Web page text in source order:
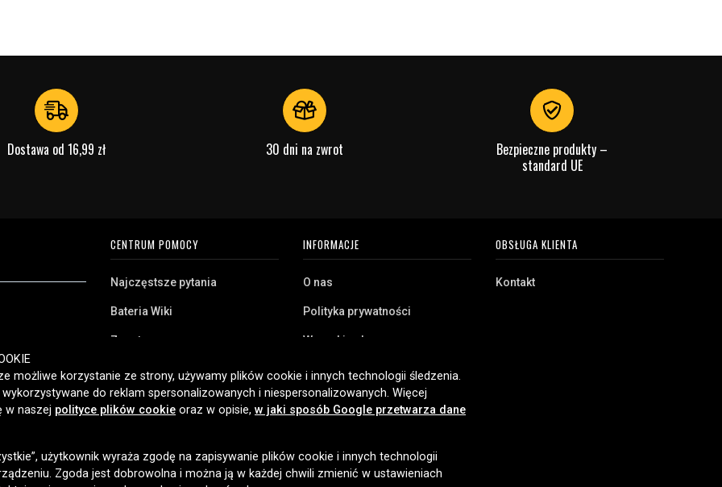
parametry
Dostawa od 16,99 zł 30 dni na zwrot
Bezpieczne produkty –
standard UE
naszą szeroką
domowego,
klientom w
dostawę i
roku.
CENTRUM POMOCY
Najczęstsze pytania
Bateria Wiki
Zwrot
Klient biznesowy
Jaką baterię posiadam?
INFORMACJE
O nas
Polityka prywatności
Warunki zakupu
Pliki cookie
OBSŁUGA KLIENTA
Kontakt
OPCJE DOSTAWY
możliwe korzystanie ze strony, używamy plików cookie i innych technologii śledzenia.
do reklam spersonalizowanych i niespersonalizowanych. Więcej
w naszej polityce plików cookie oraz w opisie, w jaki sposób Google przetwarza dane
użytkownik wyraża zgodę na zapisywanie plików cookie i innych technologii
Zgoda jest dobrowolna i można ją w każdej chwili zmienić w ustawieniach